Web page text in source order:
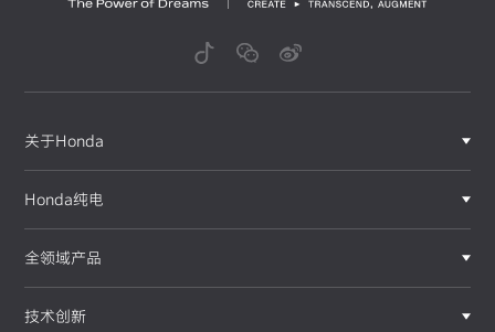
关于Honda
Honda纯电
全领域产品
技术创新